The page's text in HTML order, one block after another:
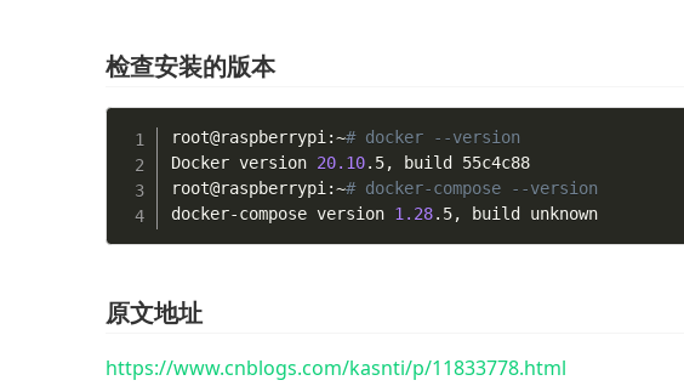
检查安装的版本
root@raspberrypi:~# docker --version
Docker version 20.10.5, build 55c4c88
root@raspberrypi:~# docker-compose --version
docker-compose version 1.28.5, build unknown
原文地址
https://www.cnblogs.com/kasnti/p/11833778.html